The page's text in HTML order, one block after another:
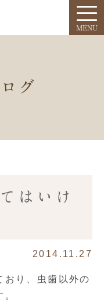
グ
はいけ
2014.11.27
おり、虫歯以外の